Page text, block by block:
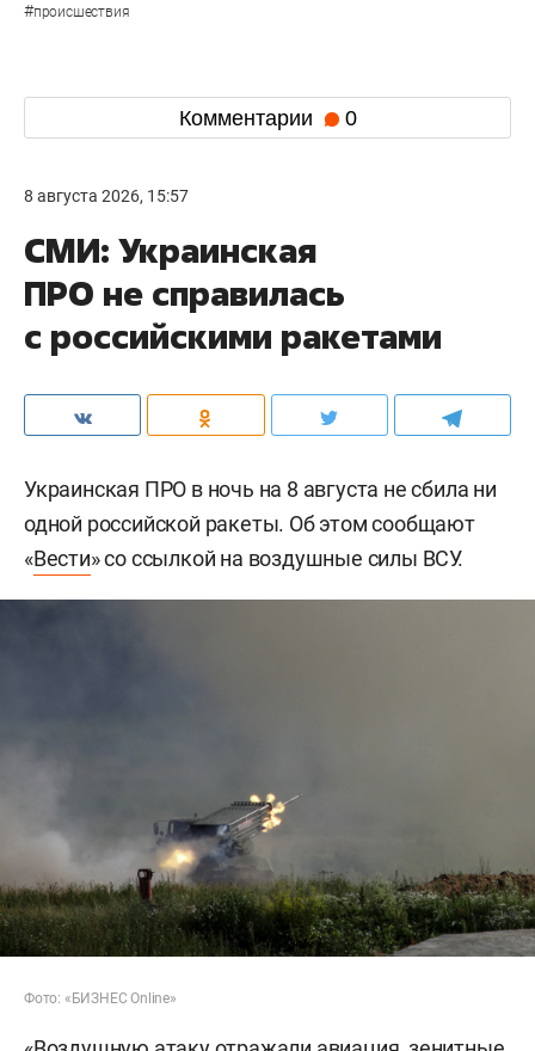
#происшествия
Комментарии 0
8 августа 2026, 15:57
СМИ: Украинская
ПРО не справилась
с российскими ракетами
Украинская ПРО в ночь на 8 августа не сбила ни
одной российской ракеты. Об этом сообщают
«Вести» со ссылкой на воздушные силы ВСУ.
Фото: «БИЗНЕС Online»